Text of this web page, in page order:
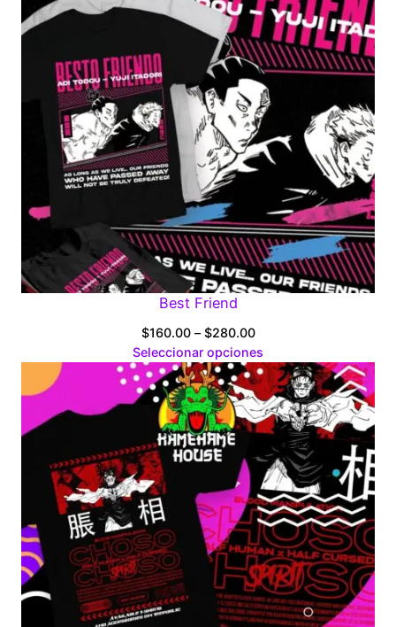
Best Friend
$160.00 – $280.00Price
range:
$160.00
through
$280.00
Seleccionar opciones